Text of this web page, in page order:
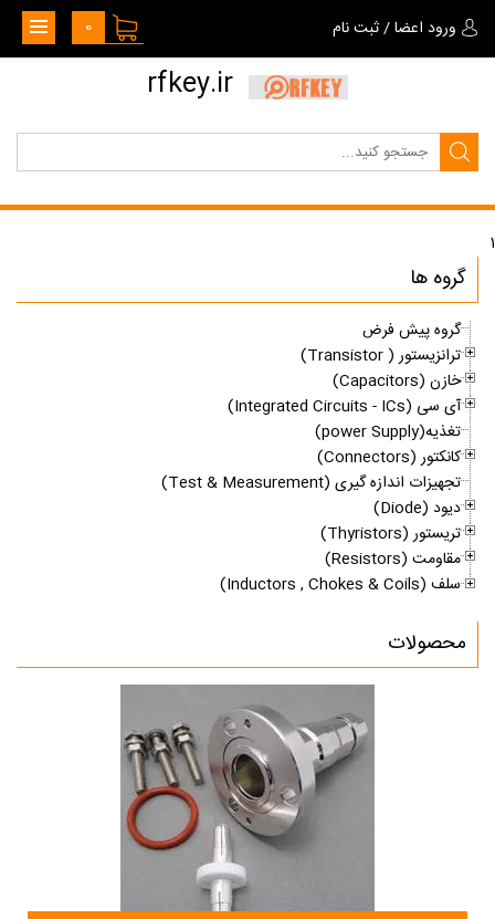
ورود اعضا/ثبت نام 0
rfkey.ir
1
گروه ها
گروه پیش فرض
ترانزیستور ( Transistor)
خازن (Capacitors)
آی سی (Integrated Circuits - ICs)
تغذیه(power Supply)
کانکتور (Connectors)
تجهیزات اندازه گیری (Test & Measurement)
دیود (ِDiode)
تریستور (Thyristors)
مقاومت (Resistors)
سلف (Inductors , Chokes & Coils)
محصولات